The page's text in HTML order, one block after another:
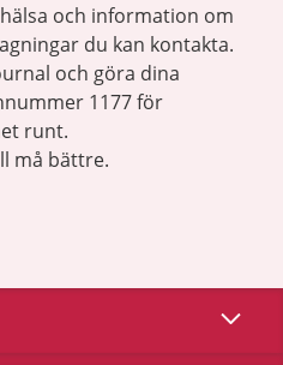
och information om
du kan kontakta.
och göra dina
1177 för
runt.
må bättre.
Visa